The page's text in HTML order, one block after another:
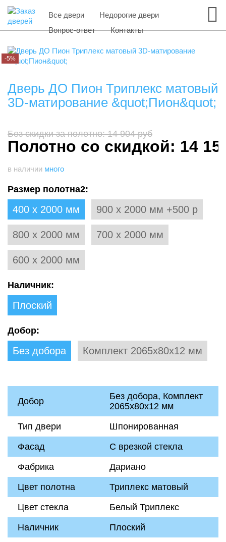
Все двери
Недорогие двери
Вопрос-ответ
Контакты
-5%
Дверь ДО Пион Триплекс матовый
3D-матирование &quot;Пион&quot;
Без скидки за полотно: 14 904 руб
Полотно со скидкой: 14
в наличии много
Размер полотна2:
400 х 2000 мм 900 х 2000 мм +500 р
800 х 2000 мм 700 х 2000 мм
600 х 2000 мм
Наличник:
Плоский
Добор:
Без добора Комплект 2065х80х12 мм
Добор
Без добора, Комплект
2065х80х12 мм
Тип двери
Шпонированная
Фасад
С врезкой стекла
Фабрика
Дариано
Цвет полотна
Триплекс матовый
Цвет стекла
Белый Триплекс
Наличник
Плоский